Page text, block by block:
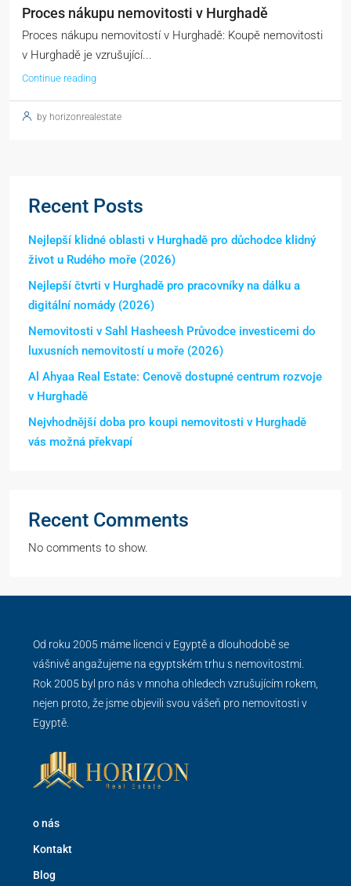
Proces nákupu nemovitosti v Hurghadě
Proces nákupu nemovitostí v Hurghadě: Koupě nemovitosti
v Hurghadě je vzrušující...
Continue reading
by horizonrealestate
Recent Posts
Nejlepší klidné oblasti v Hurghadě pro důchodce klidný
život u Rudého moře (2026)
Nejlepší čtvrti v Hurghadě pro pracovníky na dálku a
digitální nomády (2026)
Nemovitosti v Sahl Hasheesh Průvodce investicemi do
luxusních nemovitostí u moře (2026)
Al Ahyaa Real Estate: Cenově dostupné centrum rozvoje
v Hurghadě
Nejvhodnější doba pro koupi nemovitosti v Hurghadě
vás možná překvapí
Recent Comments
No comments to show.
Od roku 2005 máme licenci v Egyptě a dlouhodobě se
vášnivě angažujeme na egyptském trhu s nemovitostmi.
Rok 2005 byl pro nás v mnoha ohledech vzrušujícím rokem,
nejen proto, že jsme objevili svou vášeň pro nemovitosti v
Egyptě.
o nás
Kontakt
Blog